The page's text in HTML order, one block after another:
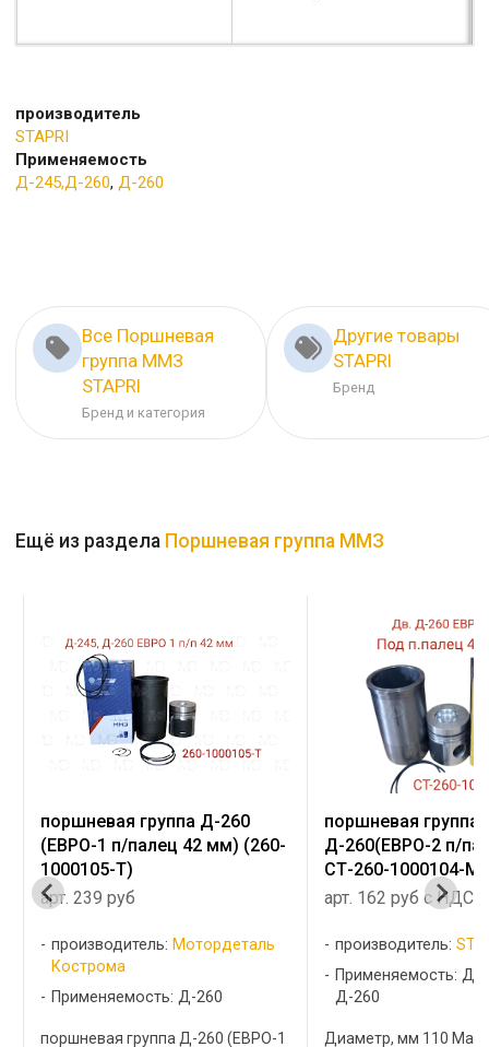
производитель
STAPRI
Применяемость
Д-245,Д-260,Д-260
Все Поршневая
группа ММЗ
STAPRI
Бренд и категория
Другие товары
STAPRI
Бренд
Ещё из раздела Поршневая группа ММЗ
поршневая группа Д-260
(ЕВРО-1 п/палец 42 мм) (260-
1000105-Т)
арт. 239 руб
производитель:Мотордеталь
Кострома
Применяемость: Д-260
поршневая группа Д-260 (ЕВРО-1
поршневая группа
Д-260(ЕВРО-2 п/
СТ-260-1000104-М
арт. 162 руб с НДС
производитель:
Применяемость: Д-
Д-260
Диаметр, мм 110